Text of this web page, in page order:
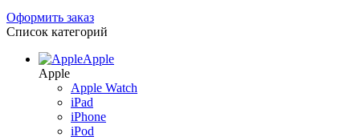
Оформить заказ
Список категорий
Apple
Apple
Apple Watch
iPad
iPhone
iPod